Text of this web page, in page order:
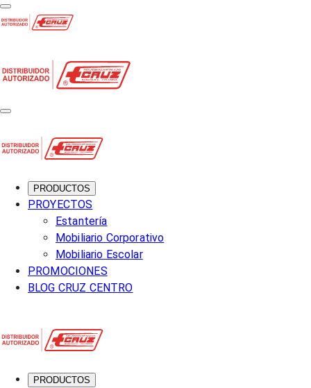
PRODUCTOS
PROYECTOS
Estantería
Mobiliario Corporativo
Mobiliario Escolar
PROMOCIONES
BLOG CRUZ CENTRO
PRODUCTOS